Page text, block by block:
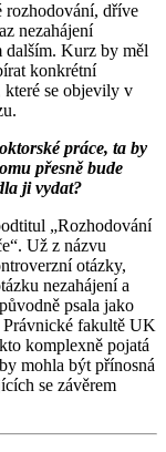
rozhodování, dříve
nezahájení
dalším. Kurz by měl
konkrétní
které se objevily v
práce, ta by
přesně bude
ji vydat?
„Rozhodování
Už z názvu
otázky,
nezahájení a
psala jako
Právnické fakultě UK
komplexně pojatá
mohla být přínosná
se závěrem